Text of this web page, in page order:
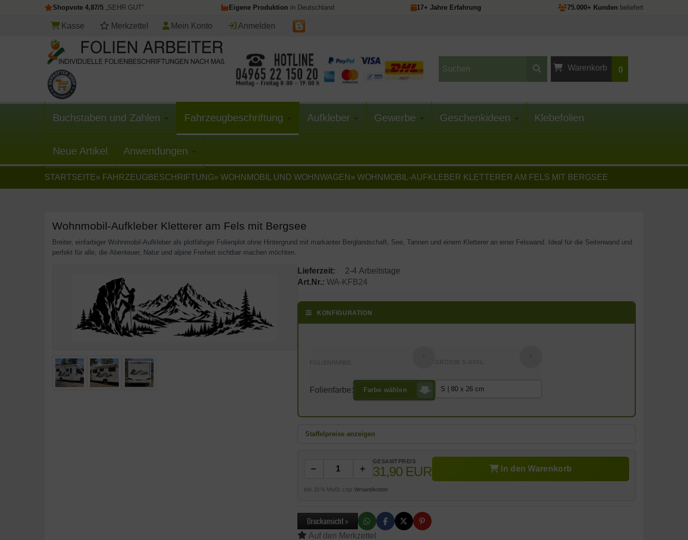
Shopvote 4,87/5 „SEHR GUT“ Eigene Produktion in Deutschland 17+ Jahre Erfahrung 75.000+ Kunden beliefert
Kasse Merkzettel Mein Konto Anmelden
Warenkorb 0
leer.
Buchstaben und Zahlen Fahrzeugbeschriftung Aufkleber Gewerbe Geschenkideen Klebefolien
Neue Artikel Anwendungen
STARTSEITE» FAHRZEUGBESCHRIFTUNG» WOHNMOBIL UND WOHNWAGEN » WOHNMOBIL-AUFKLEBER KLETTERER AM FELS MIT BERGSEE
Wohnmobil-Aufkleber Kletterer am Fels mit Bergsee
Breiter, einfarbiger Wohnmobil-Aufkleber als plotfähiger Folienplot ohne Hintergrund mit markanter Berglandschaft, See, Tannen und einem Kletterer an einer Felswand. Ideal für die Seitenwand und
perfekt für alle, die Abenteuer, Natur und alpine Freiheit sichtbar machen möchten.
Lieferzeit:
2-4 Arbeitstage
Art.Nr.: WA-KFB24
KONFIGURATION
FOLIENFARBE:
Folienfarbe: Farbe wählen
GRÖSSE S-XXXL:
Staffelpreise anzeigen
− +
GESAMTPREIS
31,90 EUR In den Warenkorb
inkl. 19 % MwSt. zzgl.Versandkosten